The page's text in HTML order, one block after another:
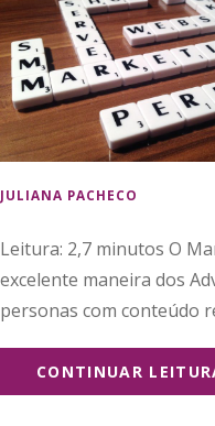
JULIANA PACHECO
Leitura: 2,7 minutos O
excelente maneira dos
personas com conteúdo
CONTINUAR